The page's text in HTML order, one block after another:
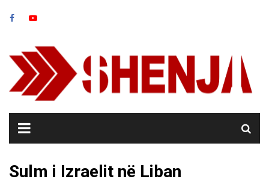
Sulm i Izraelit në Liban